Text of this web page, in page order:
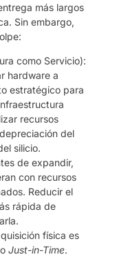
más largos
Sin embargo,
como Servicio):
hardware a
estratégico para
recursos
del
silicio.
de expandir,
con recursos
Reducir el
rápida de
física es
Just-in-Time.